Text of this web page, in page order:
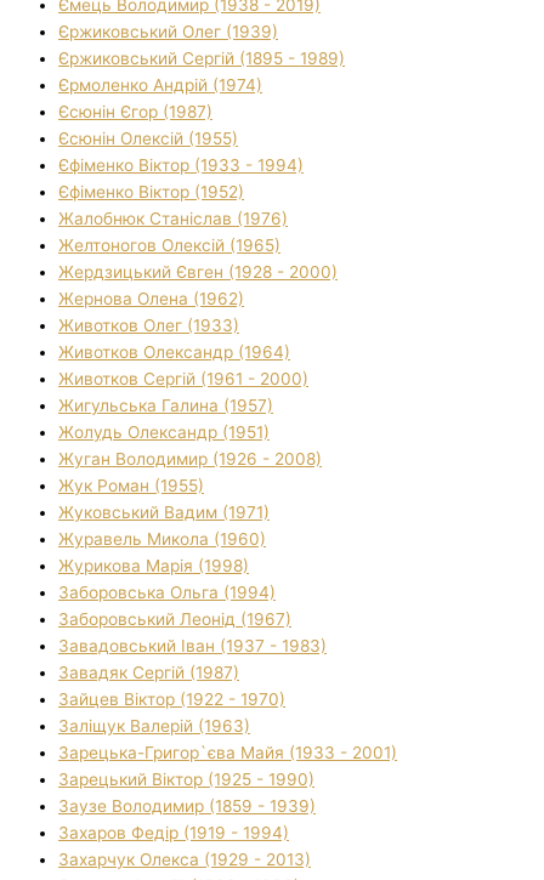
Ємець Володимир (1938 - 2019)
Єржиковський Олег (1939)
Єржиковський Сергій (1895 - 1989)
Єрмоленко Андрій (1974)
Єсюнін Єгор (1987)
Єсюнін Олексій (1955)
Єфіменко Віктор (1933 - 1994)
Єфіменко Віктор (1952)
Жалобнюк Станіслав (1976)
Желтоногов Олексій (1965)
Жердзицький Євген (1928 - 2000)
Жернова Олена (1962)
Животков Олег (1933)
Животков Олександр (1964)
Животков Сергій (1961 - 2000)
Жигульська Галина (1957)
Жолудь Олександр (1951)
Жуган Володимир (1926 - 2008)
Жук Роман (1955)
Жуковський Вадим (1971)
Журавель Микола (1960)
Журикова Марія (1998)
Заборовська Ольга (1994)
Заборовський Леонід (1967)
Завадовський Іван (1937 - 1983)
Завадяк Сергій (1987)
Зайцев Віктор (1922 - 1970)
Заліщук Валерій (1963)
Зарецька-Григор`єва Майя (1933 - 2001)
Зарецький Віктор (1925 - 1990)
Заузе Володимир (1859 - 1939)
Захаров Федір (1919 - 1994)
Захарчук Олекса (1929 - 2013)